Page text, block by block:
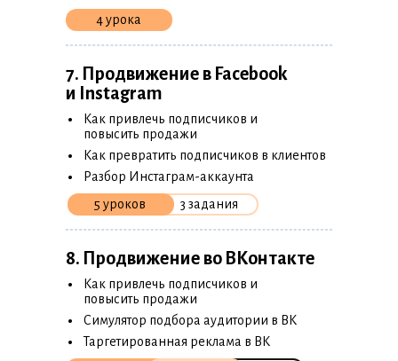
3 задания
5 уроков
4 урока
7. Продвижение в Facebook
и Instagram
Как привлечь подписчиков и
повысить продажи
•
Как превратить подписчиков в клиентов
•
Разбор Инстаграм-аккаунта
•
8. Продвижение во ВКонтакте
Как привлечь подписчиков и
повысить продажи
•
Симулятор подбора аудитории в ВК
•
Таргетированная реклама в ВК
•